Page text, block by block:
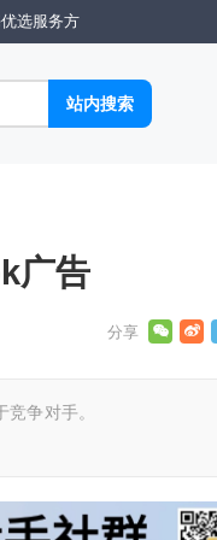
选服务方
广告
争对手。